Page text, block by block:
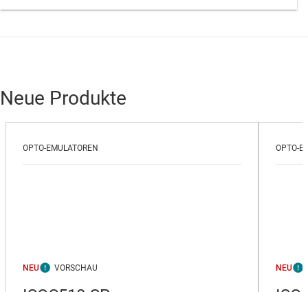
Neue Produkte
OPTO-EMULATOREN
NEU
OPTO-
NEU